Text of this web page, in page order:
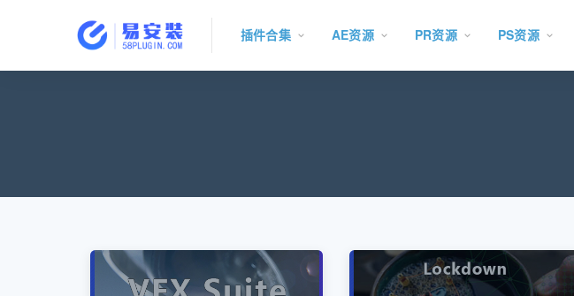
插件合集 AE资源 PR资源 PS资源